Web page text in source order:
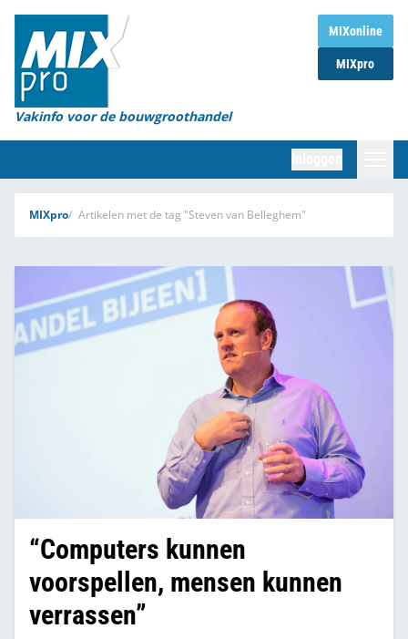
MIXonline
MIXpro
Vakinfo voor de bouwgroothandel
Home
Magazines
Organisaties
Marktcijfers
Word abonnee
Partners
MIXpro Artikelen met de tag "Steven van Belleghem"
“Computers kunnen
voorspellen, mensen kunnen
verrassen”